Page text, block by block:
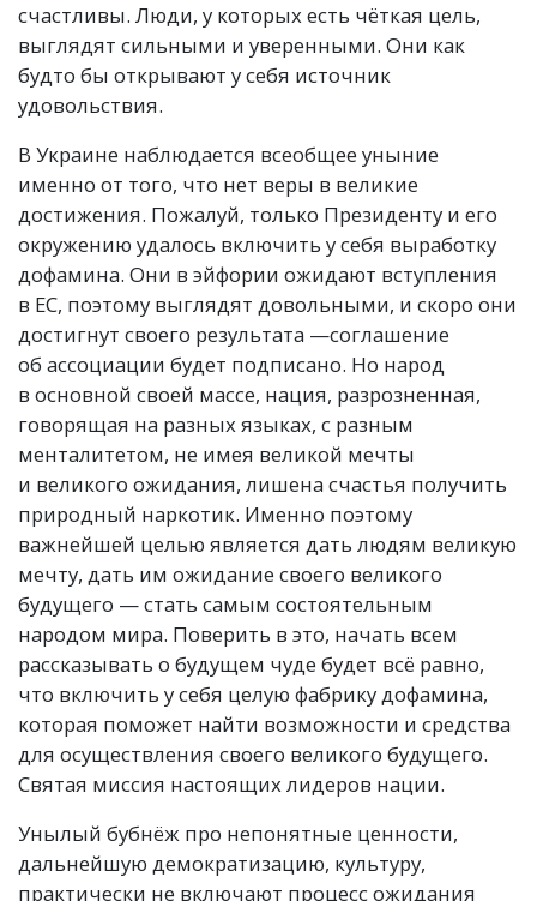
счастливы. Люди, у которых есть чёткая цель,
выглядят сильными и уверенными. Они как
будто бы открывают у себя источник
удовольствия.
В Украине наблюдается всеобщее уныние
именно от того, что нет веры в великие
достижения. Пожалуй, только Президенту и его
окружению удалось включить у себя выработку
дофамина. Они в эйфории ожидают вступления
в ЕС, поэтому выглядят довольными, и скоро они
достигнут своего результата —соглашение
об ассоциации будет подписано. Но народ
в основной своей массе, нация, разрозненная,
говорящая на разных языках, с разным
менталитетом, не имея великой мечты
и великого ожидания, лишена счастья получить
природный наркотик. Именно поэтому
важнейшей целью является дать людям великую
мечту, дать им ожидание своего великого
будущего — стать самым состоятельным
народом мира. Поверить в это, начать всем
рассказывать о будущем чуде будет всё равно,
что включить у себя целую фабрику дофамина,
которая поможет найти возможности и средства
для осуществления своего великого будущего.
Святая миссия настоящих лидеров нации.
Унылый бубнёж про непонятные ценности,
дальнейшую демократизацию, культуру,
практически не включают процесс ожидания